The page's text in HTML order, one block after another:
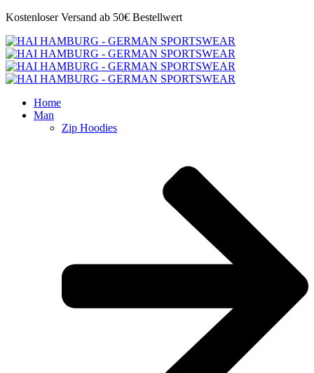
Kostenloser Versand ab 50€ Bestellwert
Home
Man
Zip Hoodies